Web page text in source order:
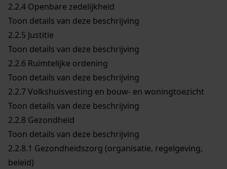
2.2.4 Openbare zedelijkheid
Toon details van deze beschrijving
2.2.5 Justitie
Toon details van deze beschrijving
2.2.6 Ruimtelijke ordening
Toon details van deze beschrijving
2.2.7Volkshuisvesting en bouw- en woningtoezicht
Toon details van deze beschrijving
2.2.8 Gezondheid
Toon details van deze beschrijving
2.2.8.1 Gezondheidszorg (organisatie, regelgeving,
beleid)